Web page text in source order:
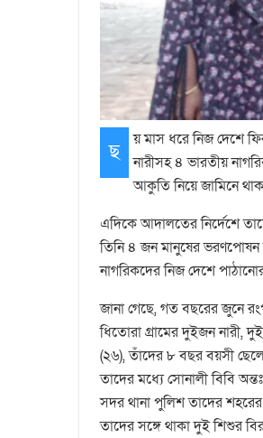
ছ
য় মাস ধরে নিজ দেশে
নারীসহ ৪ ভারতীয়
আকুতি নিয়ে জামিনে
এদিকে আদালতের নির্দেশে
তিনি ৪ জন মানুষের ভরণপোষন
নাগরিকদের নিজ দেশে
জানা গেছে, গত বছরের জুনে
ধিতোরা গ্রামের দুইজন নারী,
(২৬), তাঁদের ৮ বছর বয়সী
তাদের মধ্যে সোনালী বিবি
সদর থানা পুলিশ তাদের
তাদের সঙ্গে থাকা দুই শিশুর